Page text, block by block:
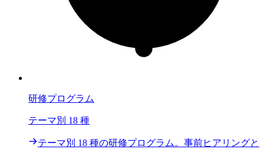
研修プログラム
テーマ別 18 種
テーマ別 18 種の研修プログラム。事前ヒアリングと